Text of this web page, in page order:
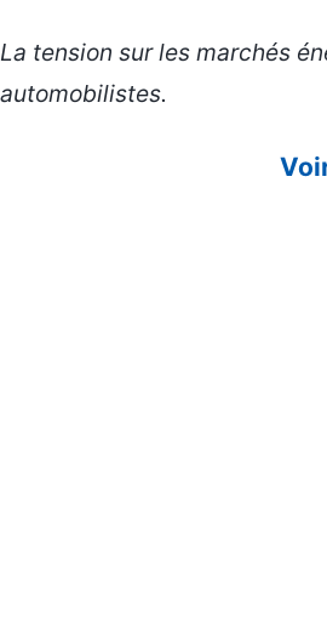
La tension sur les marchés
automobilistes.